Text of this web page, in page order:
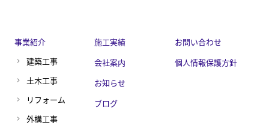
事業紹介
建築工事
土木工事
リフォーム
外構工事
施工実績
会社案内
お知らせ
ブログ
お問い合わせ
個人情報保護方針